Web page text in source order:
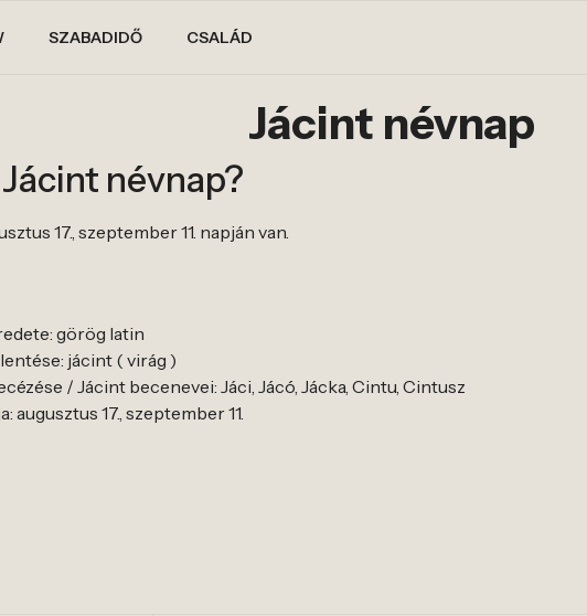
SZABADIDŐ CSALÁD
Jácint névnap
névnap?
17., szeptember 11. napján van.
görög latin
jácint ( virág )
/ Jácint becenevei: Jáci, Jácó, Jácka, Cintu, Cintusz
augusztus 17., szeptember 11.